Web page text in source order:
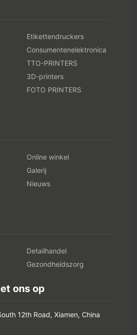
Etikettendruckers
Consumentenelektronica
TTO-PRINTERS
3D-printers
FOTO PRINTERS
Online winkel
Galerij
Nieuws
Detailhandel
Gezondheidszorg
ons op
12th Road, Xiamen, China